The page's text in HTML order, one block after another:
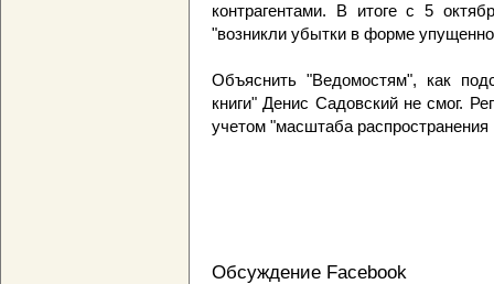
контрагентами. В итоге с 5
"возникли убытки в форме
Объяснить "Ведомостям", как
книги" Денис Садовский не смог.
учетом "масштаба
Обсуждение Facebook